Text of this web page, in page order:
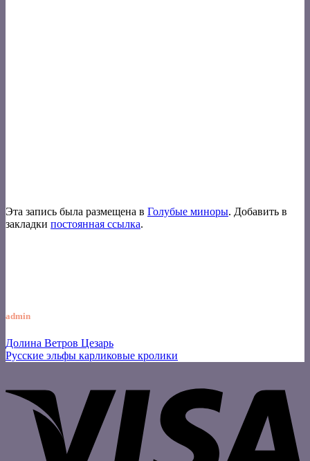
Эта запись была размещена в Голубые миноры. Добавить в
закладки постоянная ссылка.
admin
Долина Ветров Цезарь
Русские эльфы карликовые кролики